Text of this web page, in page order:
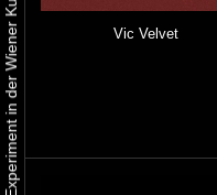
Vic Velvet